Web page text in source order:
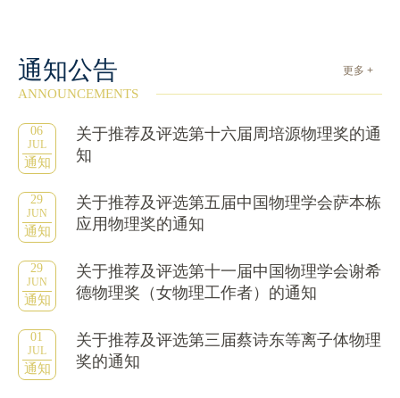
通知公告 更多 +
ANNOUNCEMENTS
06
JUL
通知
关于推荐及评选第十六届周培源物理奖的通
知
29
JUN
通知
关于推荐及评选第五届中国物理学会萨本栋
应用物理奖的通知
29
JUN
通知
关于推荐及评选第十一届中国物理学会谢希
德物理奖（女物理工作者）的通知
01
JUL
通知
关于推荐及评选第三届蔡诗东等离子体物理
奖的通知